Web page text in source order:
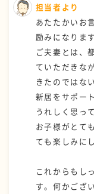
担当者より
あたたかいお
励みになります
ご夫妻とは、
ていただきな
きたのではな
新居をサポー
うれしく思っ
お子様がとて
ても楽しみに
これからもし
す。何かござ